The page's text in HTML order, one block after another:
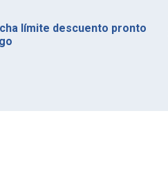
límite descuento pronto